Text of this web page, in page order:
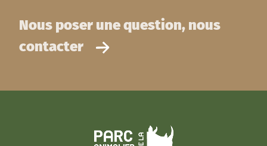
Nous poser une question, nous
contacter